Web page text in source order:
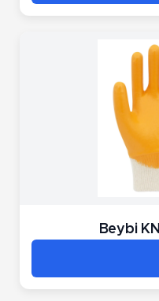
Beybi